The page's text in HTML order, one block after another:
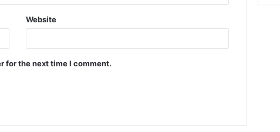
Website
for the next time I comment.